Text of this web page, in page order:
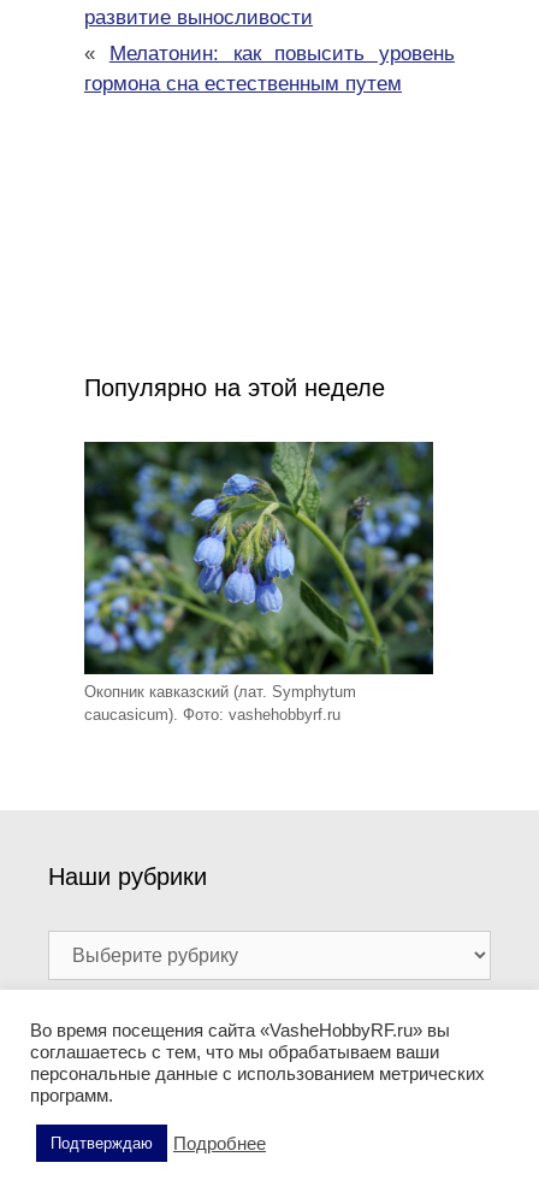
развитие выносливости
« Мелатонин: как повысить уровень
гормона сна естественным путем
Популярно на этой неделе
Окопник кавказский (лат. Symphytum
caucasicum). Фото: vashehobbyrf.ru
Наши рубрики
Наши
рубрики
Поиск по сайту
Во время посещения сайта «VasheHobbyRF.ru» вы
соглашаетесь с тем, что мы обрабатываем ваши
персональные данные с использованием метрических
программ.
Подтверждаю Подробнее